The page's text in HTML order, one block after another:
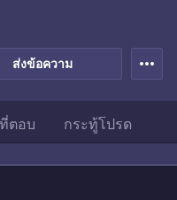
ส่งข้อความ more_horiz
ตอบ กระทู้โปรด